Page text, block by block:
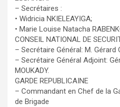
– Secrétaires :
• Widricia NKIELEAYIGA;
• Marie Louise Natacha
CONSEIL NATIONAL DE
– Secrétaire Général: M. Gérard
– Secrétaire Général Adjoint:
MOUKADY.
GARDE REPUBLICAINE
– Commandant en Chef de la
de Brigade